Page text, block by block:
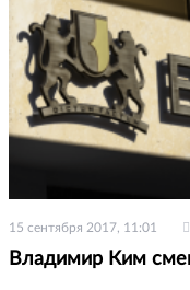
15 сентября 2017, 11:01
Владимир Ким